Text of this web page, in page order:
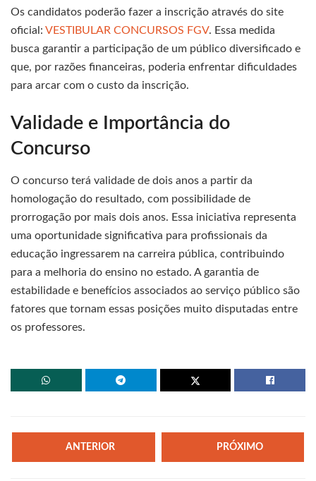
Os candidatos poderão fazer a inscrição através do site
oficial: VESTIBULAR CONCURSOS FGV. Essa medida
busca garantir a participação de um público diversificado e
que, por razões financeiras, poderia enfrentar dificuldades
para arcar com o custo da inscrição.
Validade e Importância do
Concurso
O concurso terá validade de dois anos a partir da
homologação do resultado, com possibilidade de
prorrogação por mais dois anos. Essa iniciativa representa
uma oportunidade significativa para profissionais da
educação ingressarem na carreira pública, contribuindo
para a melhoria do ensino no estado. A garantia de
estabilidade e benefícios associados ao serviço público são
fatores que tornam essas posições muito disputadas entre
os professores.
ANTERIOR PRÓXIMO